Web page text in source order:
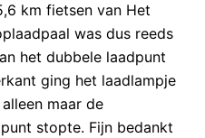
km fietsen van Het
was dus reeds
het dubbele laadpunt
ging het laadlampje
maar de
stopte. Fijn bedankt